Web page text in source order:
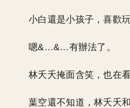
小白還是小孩子，喜歡玩
嗯&…&…有辦法了。
林夭夭掩面含笑，也在看
葉空還不知道，林夭夭